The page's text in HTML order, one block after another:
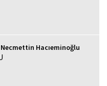
Hacıeminoğlu